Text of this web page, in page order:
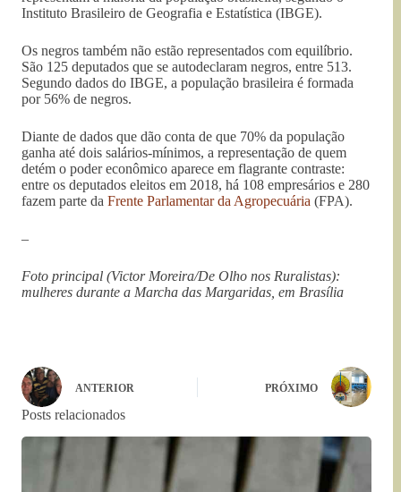
Instituto Brasileiro de Geografia e Estatística (IBGE).
Os negros também não estão representados com equilíbrio.
São 125 deputados que se autodeclaram negros, entre 513.
Segundo dados do IBGE, a população brasileira é formada
por 56% de negros.
Diante de dados que dão conta de que 70% da população
ganha até dois salários-mínimos, a representação de quem
detém o poder econômico aparece em flagrante contraste:
entre os deputados eleitos em 2018, há 108 empresários e 280
fazem parte da Frente Parlamentar da Agropecuária (FPA).
–
Foto principal (Victor Moreira/De Olho nos Ruralistas):
mulheres durante a Marcha das Margaridas, em Brasília
ANTERIOR PRÓXIMO
Posts relacionados